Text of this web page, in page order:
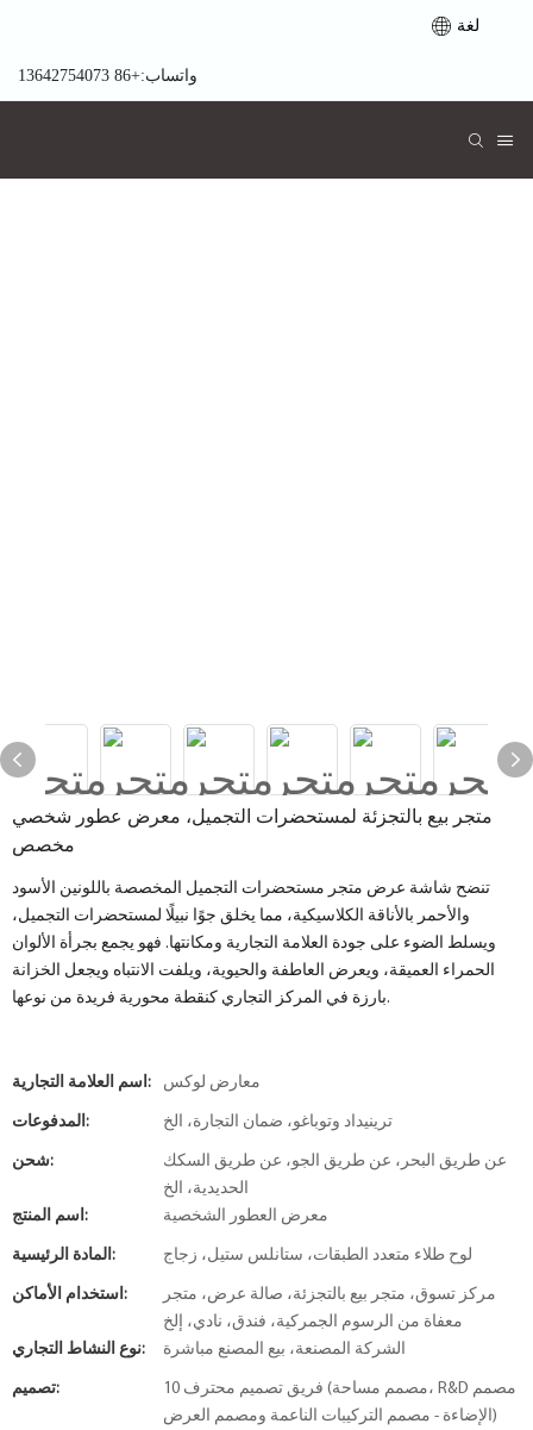
لغة
واتساب:+86 13642754073
متجر بيع بالتجزئة لمستحضرات التجميل، معرض عطور شخصي
مخصص
تنضح شاشة عرض متجر مستحضرات التجميل المخصصة باللونين الأسود
والأحمر بالأناقة الكلاسيكية، مما يخلق جوًا نبيلًا لمستحضرات التجميل،
ويسلط الضوء على جودة العلامة التجارية ومكانتها. فهو يجمع بجرأة الألوان
الحمراء العميقة، ويعرض العاطفة والحيوية، ويلفت الانتباه ويجعل الخزانة
بارزة في المركز التجاري كنقطة محورية فريدة من نوعها.
اسم العلامة التجارية: معارض لوكس
المدفوعات: ترينيداد وتوباغو، ضمان التجارة، الخ
شحن:
عن طريق البحر، عن طريق الجو، عن طريق السكك
الحديدية، الخ
اسم المنتج:
معرض العطور الشخصية
المادة الرئيسية: لوح طلاء متعدد الطبقات، ستانلس ستيل، زجاج
استخدام الأماكن:
مركز تسوق، متجر بيع بالتجزئة، صالة عرض، متجر
معفاة من الرسوم الجمركية، فندق، نادي، إلخ
نوع النشاط التجاري:
الشركة المصنعة، بيع المصنع مباشرة
تصميم:
10 فريق تصميم محترف (مصمم مساحة، R&D مصمم
الإضاءة - مصمم التركيبات الناعمة ومصمم العرض)